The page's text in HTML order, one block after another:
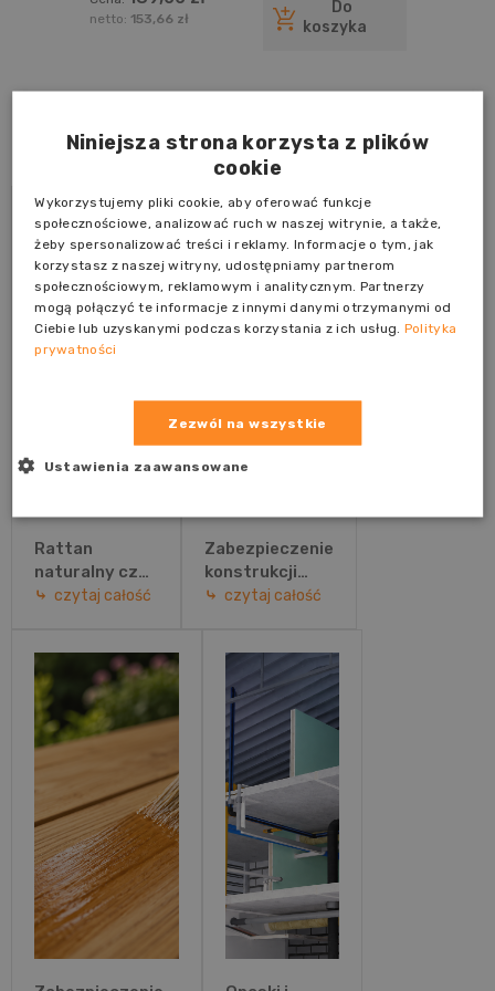
drewnopochodnych, z wyłączniem
netto: 153,66 zł
Do
koszyka
Blog
Rattan
naturalny czy
technorattan?
wybór
idealnych
mebli
ogrodowych
czytaj całość
Zabezpieczenie
konstrukcji
stalowych
rozwiązanie
wybrać?
czytaj całość
Niniejsza strona korzysta z plików
cookie
Wykorzystujemy pliki cookie, aby oferować funkcje
społecznościowe, analizować ruch w naszej witrynie, a także,
żeby spersonalizować treści i reklamy. Informacje o tym, jak
korzystasz z naszej witryny, udostępniamy partnerom
społecznościowym, reklamowym i analitycznym. Partnerzy
mogą połączyć te informacje z innymi danymi otrzymanymi od
Ciebie lub uzyskanymi podczas korzystania z ich usług. Polityka
prywatności
Zezwól na wszystkie
Ustawienia zaawansowane